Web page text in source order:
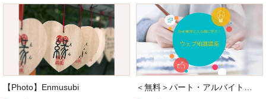
【Photo】Enmusubi ＜無料＞パート・アルバイト向け Web業界に入る前に学ぶ！最低限のウェブ基礎研修